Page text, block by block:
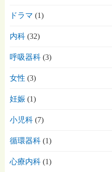
ドラマ (1)
内科 (32)
呼吸器科 (3)
女性 (3)
妊娠 (1)
小児科 (7)
循環器科 (1)
心療内科 (1)